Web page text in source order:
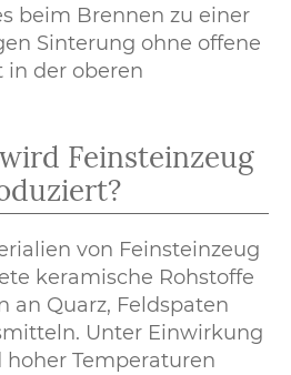
beim Brennen zu einer
Sinterung ohne offene
in der oberen
Feinsteinzeug
von Feinsteinzeug
keramische Rohstoffe
an Quarz, Feldspaten
Unter Einwirkung
Temperaturen